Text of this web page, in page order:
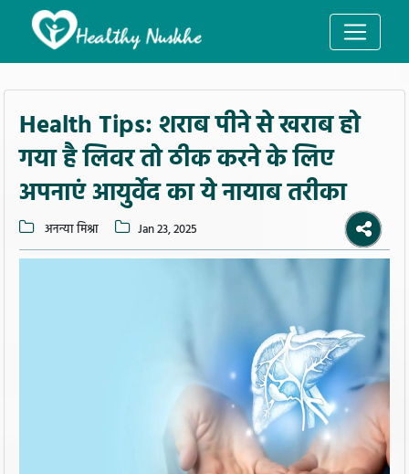
Health Tips: शराब पीने से खराब हो
गया है लिवर तो ठीक करने के लिए
अपनाएं आयुर्वेद का ये नायाब तरीका
अनन्या मिश्रा Jan 23, 2025